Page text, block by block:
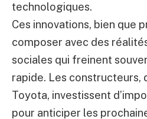
technologiques.
Ces innovations, bien que
composer avec des
sociales qui freinent
rapide. Les constructeurs,
Toyota, investissent
pour anticiper les